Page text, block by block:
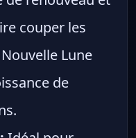
couper les
Lune
de